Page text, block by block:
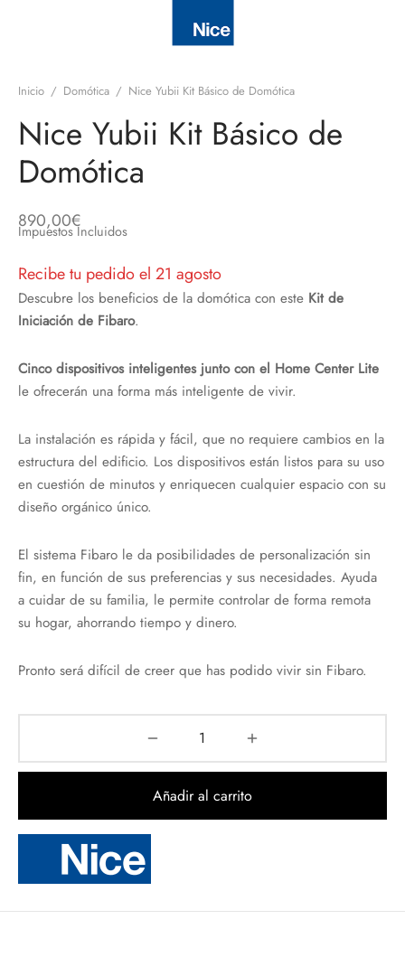
Inicio / Domótica / Nice Yubii Kit Básico de Domótica
Nice Yubii Kit Básico de
Domótica
890,00€
Impuestos Incluidos
Recibe tu pedido el 21 agosto
Descubre los beneficios de la domótica con este Kit de
Iniciación de Fibaro.
Cinco dispositivos inteligentes junto con el Home Center Lite
le ofrecerán una forma más inteligente de vivir.
La instalación es rápida y fácil, que no requiere cambios en la
estructura del edificio. Los dispositivos están listos para su uso
en cuestión de minutos y enriquecen cualquier espacio con su
diseño orgánico único.
El sistema Fibaro le da posibilidades de personalización sin
fin, en función de sus preferencias y sus necesidades. Ayuda
a cuidar de su familia, le permite controlar de forma remota
su hogar, ahorrando tiempo y dinero.
Pronto será difícil de creer que has podido vivir sin Fibaro.
Añadir al carrito
Equipos de Sonido